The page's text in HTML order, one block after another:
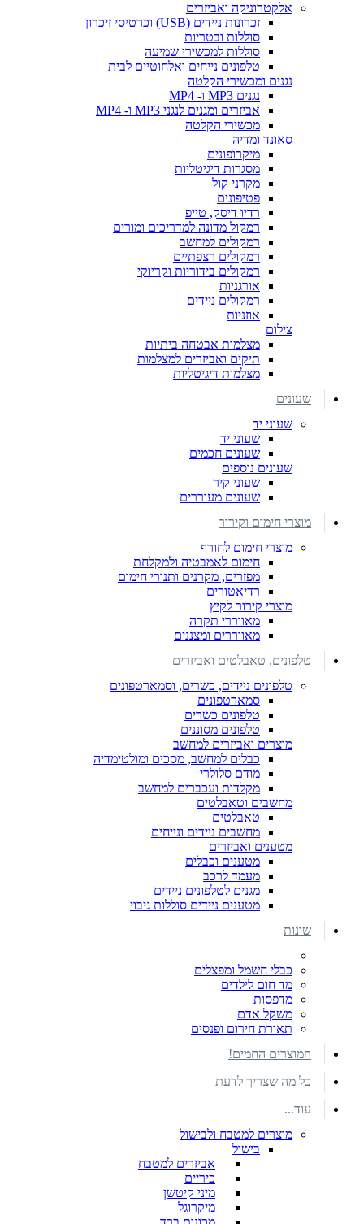
אלקטרוניקה ואביזרים
זכרונות ניידים (USB) וכרטיסי זיכרון
סוללות ובטריות
סוללות למכשירי שמיעה
טלפונים נייחים ואלחוטיים לבית
נגנים ומכשירי הקלטה
נגנים MP3 ו- MP4
אביזרים ומגנים לנגני MP3 ו- MP4
מכשירי הקלטה
סאונד ומדיה
מיקרופונים
מסגרות דיגיטליות
מקרני קול
פטיפונים
רדיו דיסק, טייפ
רמקול מדונה למדריכים ומורים
רמקולים למחשב
רמקולים רצפתיים
רמקולים בידוריות וקריוקי
אורגניות
רמקולים ניידים
אוזניות
צילום
מצלמות אבטחה ביתיות
תיקים ואביזרים למצלמות
מצלמות דיגיטליות
שעונים
שעוני יד
שעוני יד
שעונים חכמים
שעונים נוספים
שעוני קיר
שעונים מעוררים
מוצרי חימום וקירור
מוצרי חימום לחורף
חימום לאמבטיה ולמקלחת
מפזרים, מקרנים ותנורי חימום
רדיאטורים
מוצרי קירור לקיץ
מאווררי תקרה
מאווררים ומצננים
טלפונים, טאבלטים ואביזרים
טלפונים ניידים, כשרים, וסמארטפונים
סמארטפונים
טלפונים כשרים
טלפונים מסוננים
מוצרים ואביזרים למחשב
כבלים למחשב, מסכים ומולטימדיה
מודם סלולרי
מקלדות ועכברים למחשב
מחשבים וטאבלטים
טאבלטים
מחשבים ניידים ונייחים
מטענים ואביזרים
מטענים וכבלים
מעמד לרכב
מגנים לטלפונים ניידים
מטענים ניידים סוללות גיבוי
שונות
כבלי חשמל ומפצלים
מד חום לילדים
מדפסות
משקל אדם
תאורת חירום ופנסים
המוצרים החמים!
כל מה שצריך לדעת
עוד...
מוצרים למטבח ולבישול
בישול
אביזרים למטבח
כיריים
מיני קיטשן
מיקרוגל